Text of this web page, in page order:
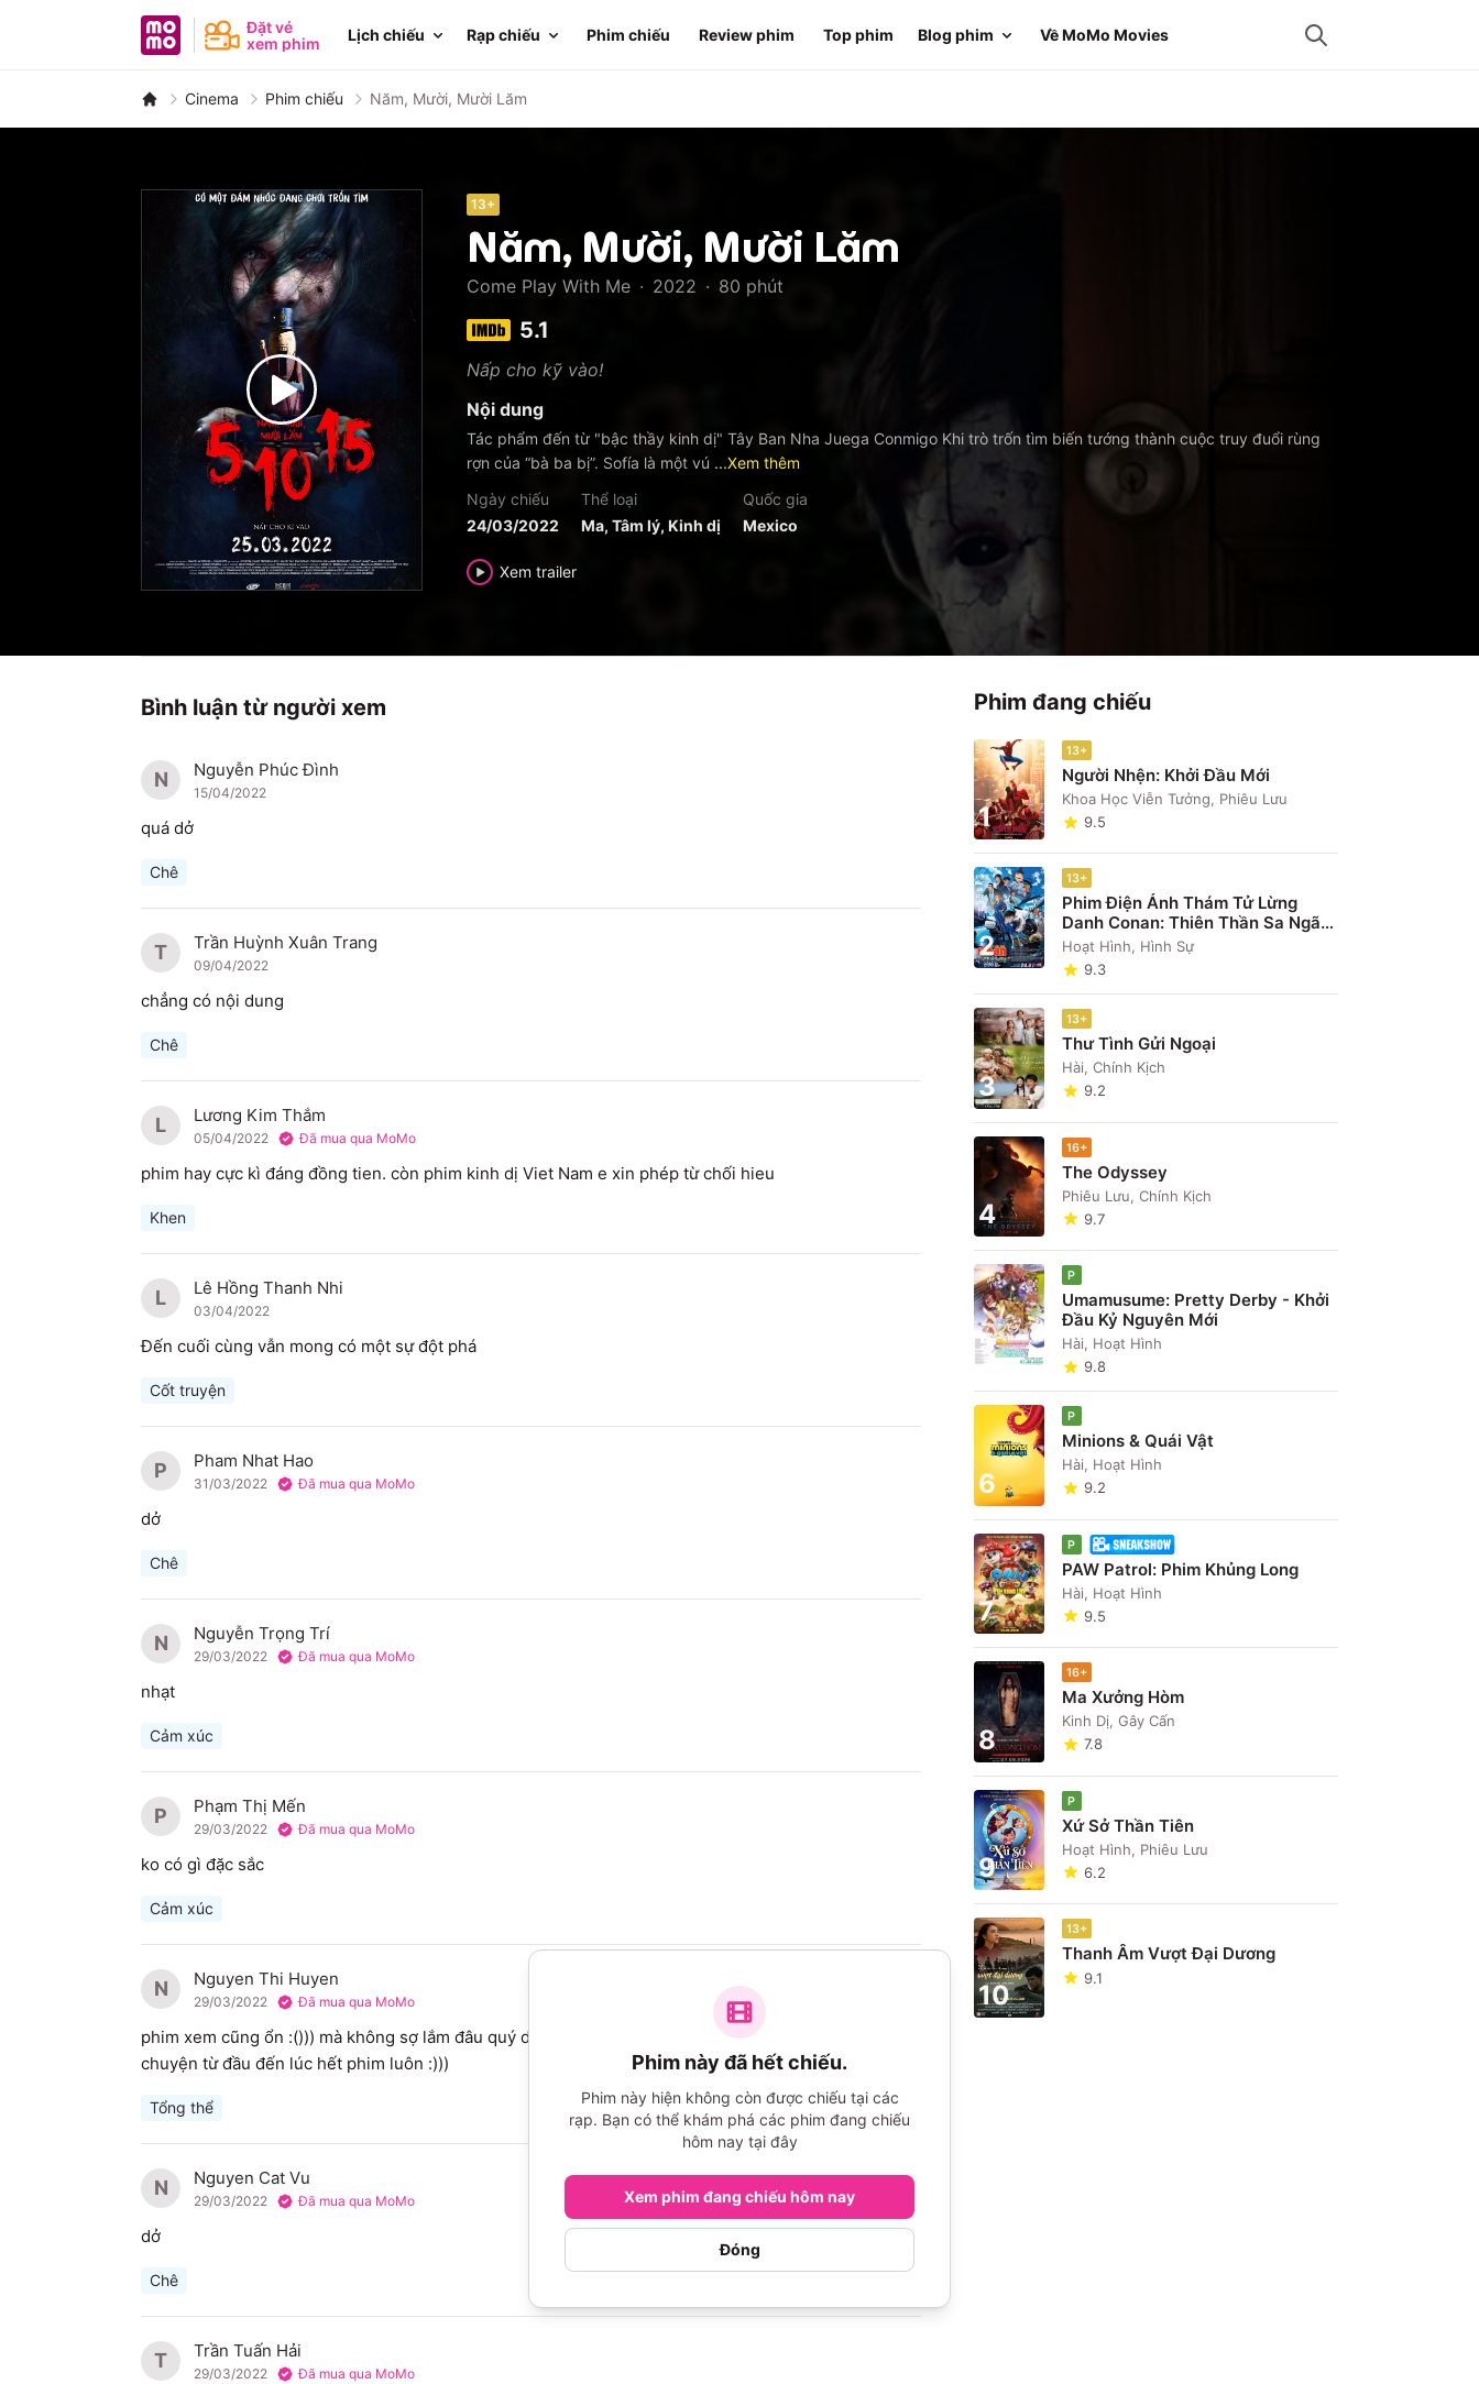
MoMo - Ứng dụng tài chính
Đặt vé
xem phim
Lịch chiếu Rạp chiếu Phim chiếu Review phim Top phim Blog phim Về MoMo Movies
Cinema Phim chiếu Năm, Mười, Mười Lăm
13+
Năm, Mười, Mười Lăm
Come Play With Me · 2022 · 80 phút
5.1
Nấp cho kỹ vào!
Nội dung
Tác phẩm đến từ "bậc thầy kinh dị" Tây Ban Nha Juega Conmigo Khi trò trốn tìm biến tướng thành cuộc truy đuổi rùng
rợn của “bà ba bị”. Sofía là một vú ...Xem thêm
Ngày chiếu
24/03/2022
Thể loại
Ma, Tâm lý, Kinh dị
Quốc gia
Mexico
Xem trailer
Bình luận từ người xem
N Nguyễn Phúc Đình
15/04/2022
quá dở
Chê
T Trần Huỳnh Xuân Trang
09/04/2022
chẳng có nội dung
Chê
L Lương Kim Thắm
05/04/2022 Đã mua qua MoMo
phim hay cực kì đáng đồng tien. còn phim kinh dị Viet Nam e xin phép từ chối hieu
Khen
L Lê Hồng Thanh Nhi
03/04/2022
Đến cuối cùng vẫn mong có một sự đột phá
Cốt truyện
P Pham Nhat Hao
31/03/2022 Đã mua qua MoMo
dở
Chê
N Nguyễn Trọng Trí
29/03/2022 Đã mua qua MoMo
nhạt
Cảm xúc
P Phạm Thị Mến
29/03/2022 Đã mua qua MoMo
ko có gì đặc sắc
Cảm xúc
N Nguyen Thi Huyen
29/03/2022 Đã mua qua MoMo
phim xem cũng ổn :())) mà không sợ lắm đâu quý dị, hôm mình đi xem có 2 chị gái ngồi cạnh nói
chuyện từ đầu đến lúc hết phim luôn :)))
Tổng thể
N Nguyen Cat Vu
29/03/2022 Đã mua qua MoMo
dở
Chê
T Trần Tuấn Hải
29/03/2022 Đã mua qua MoMo
Phim đang chiếu
1
13+
Người Nhện: Khởi Đầu Mới
Khoa Học Viễn Tưởng, Phiêu Lưu
9.5
2
13+
Phim Điện Ảnh Thám Tử Lừng
Danh Conan: Thiên Thần Sa Ngã
Trên Xa Lộ
Hoạt Hình, Hình Sự
9.3
3
13+
Thư Tình Gửi Ngoại
Hài, Chính Kịch
9.2
4
16+
The Odyssey
Phiêu Lưu, Chính Kịch
9.7
5
P
Umamusume: Pretty Derby - Khởi
Đầu Kỷ Nguyên Mới
Hài, Hoạt Hình
9.8
6
P
Minions & Quái Vật
Hài, Hoạt Hình
9.2
7
P
PAW Patrol: Phim Khủng Long
Hài, Hoạt Hình
9.5
8
16+
Ma Xưởng Hòm
Kinh Dị, Gây Cấn
7.8
9
P
Xứ Sở Thần Tiên
Hoạt Hình, Phiêu Lưu
6.2
10
13+
Thanh Âm Vượt Đại Dương
9.1
Phim này đã hết chiếu.
Phim này hiện không còn được chiếu tại các
rạp. Bạn có thể khám phá các phim đang chiếu
hôm nay tại đây
Xem phim đang chiếu hôm nay
Đóng